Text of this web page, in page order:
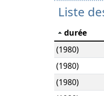
Liste
durée
(1980)
(1980)
(1980)